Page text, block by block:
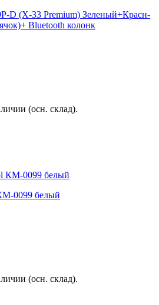
D (X-33 Premium) Зеленый+Красн-
Bluetooth колонк
(осн. склад).
0099 белый
(осн. склад).